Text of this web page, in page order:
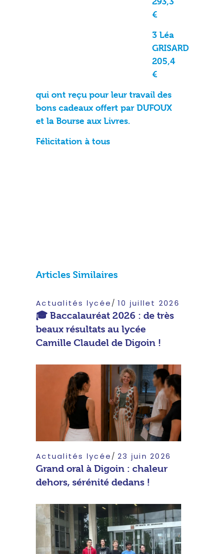
€
3 Léa
GRISARD
205,4
€
qui ont reçu pour leur travail des
bons cadeaux offert par DUFOUX
et la Bourse aux Livres.
Félicitation à tous
Articles Similaires
Actualités lycée 10 juillet 2026
🎓 Baccalauréat 2026 : de très
beaux résultats au lycée
Camille Claudel de Digoin !
Actualités lycée 23 juin 2026
Grand oral à Digoin : chaleur
dehors, sérénité dedans !